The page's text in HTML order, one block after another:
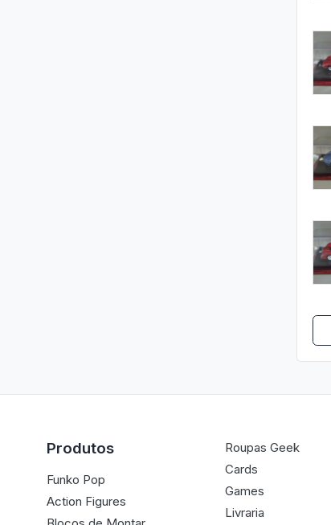
Produtos
Funko Pop
Action Figures
Roupas Geek
Cards
Games
Livraria